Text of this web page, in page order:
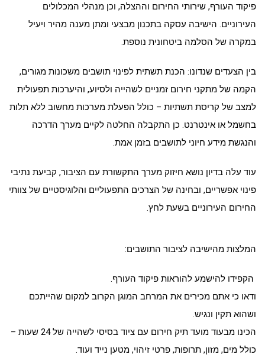
פיקוד העורף, שירותי החירום וההצלה, וכן מנהלי המכלולים
העירוניים. הישיבה עסקה בתכנון מבצעי ומתן מענה מהיר ויעיל
במקרה של הסלמה ביטחונית נוספת.
בין הצעדים שנדונו: הכנת תשתית לפינוי תושבים משכונות מגורים,
הקמה של מתקני חירום זמניים לשהייה ולסיוע, והיערכות תפעולית
למצב של קריסת תשתיות – כולל הפעלת מערכות מחשוב ללא תלות
בחשמל או אינטרנט. כן התקבלה החלטה לקיים מערך הדרכה
והנגשת מידע חיוני לתושבים בזמן אמת.
עוד עלה בדיון נושא חיזוק מערך התקשורת עם הציבור, קביעת נתיבי
פינוי אפשריים, ובחינה של הצרכים התפעוליים והלוגיסטיים של צוותי
החירום העירוניים בשעת לחץ.
המלצות מהישיבה לציבור התושבים:
הקפידו להישמע להוראות פיקוד העורף.
ודאו כי אתם מכירים את המרחב המוגן הקרוב למקום שהייתכם
ושהוא תקין ונגיש.
הכינו מבעוד מועד תיק חירום עם ציוד בסיסי לשהייה של 24 שעות –
כולל מים, מזון, תרופות, פרטי זיהוי, מטען נייד ועוד.